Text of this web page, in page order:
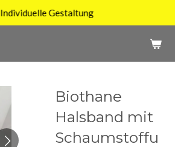
Individuelle Gestaltung
Biothane
Halsband mit
Schaumstoffu